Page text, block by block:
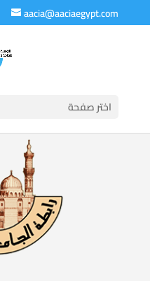
aacia@aaciaegypt.com
اختر صفحة